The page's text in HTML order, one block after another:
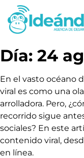
Día: 24
En el vasto océano
viral es como una
arrolladora. Pero,
recorrido sigue
sociales? En este
contenido viral,
en línea.